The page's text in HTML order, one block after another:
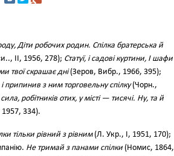
Діти робочих родин. Спілка братерська й
II, 1956, 278); Статуї, і садові куртини, І шафи
твої скрашає дні(Зеров, Вибр., 1966, 395);
припинив з ним торговельну спілку(Чорн.,
робітників отих, у місті — тисячі. Ну, та й
334).
тільки рівний з рівним(Л. Укр., І, 1951, 170);
Не тримай з панами спілки (Номис, 1864,